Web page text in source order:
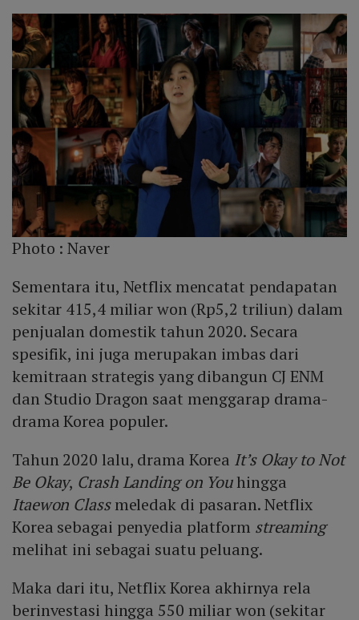
Photo :Naver
Sementara itu, Netflix mencatat pendapatan
sekitar 415,4 miliar won (Rp5,2 triliun) dalam
penjualan domestik tahun 2020. Secara
spesifik, ini juga merupakan imbas dari
kemitraan strategis yang dibangun CJ ENM
dan Studio Dragon saat menggarap drama-
drama Korea populer.
Tahun 2020 lalu, drama Korea It’s Okay to Not
Be Okay, Crash Landing on Youhingga
Itaewon Classmeledak di pasaran. Netflix
Korea sebagai penyedia platform streaming
melihat ini sebagai suatu peluang.
Maka dari itu, Netflix Korea akhirnya rela
berinvestasi hingga 550 miliar won (sekitar